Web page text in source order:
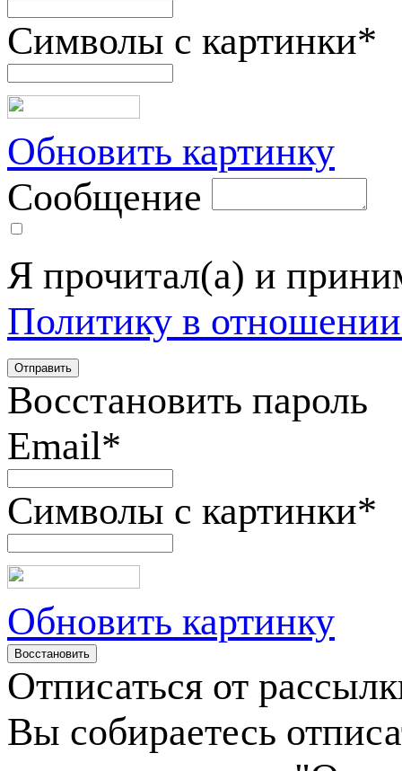
Символы с картинки*
Обновить картинку
Сообщение
Я прочитал(а) и
Политику в
Восстановить пароль
Email*
Символы с картинки*
Обновить картинку
Отписаться от
Вы собираетесь